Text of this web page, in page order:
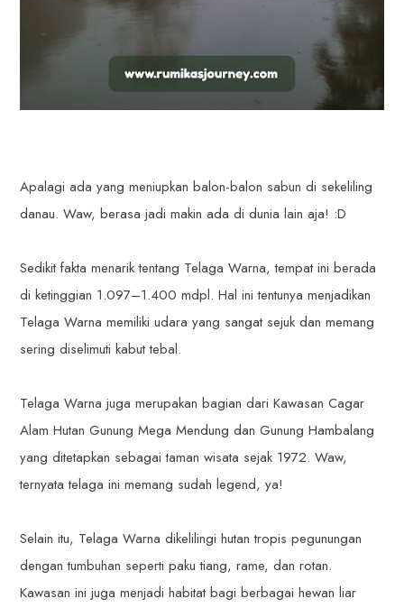
Apalagi ada yang meniupkan balon-balon sabun di sekeliling
danau. Waw, berasa jadi makin ada di dunia lain aja! :D
Sedikit fakta menarik tentang Telaga Warna, tempat ini berada
di ketinggian 1.097–1.400 mdpl. Hal ini tentunya menjadikan
Telaga Warna memiliki udara yang sangat sejuk dan memang
sering diselimuti kabut tebal.
Telaga Warna juga merupakan bagian dari Kawasan Cagar
Alam Hutan Gunung Mega Mendung dan Gunung Hambalang
yang ditetapkan sebagai taman wisata sejak 1972. Waw,
ternyata telaga ini memang sudah legend, ya!
Selain itu, Telaga Warna dikelilingi hutan tropis pegunungan
dengan tumbuhan seperti paku tiang, rame, dan rotan.
Kawasan ini juga menjadi habitat bagi berbagai hewan liar